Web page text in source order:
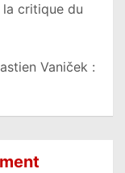
la critique du
Vaniček :